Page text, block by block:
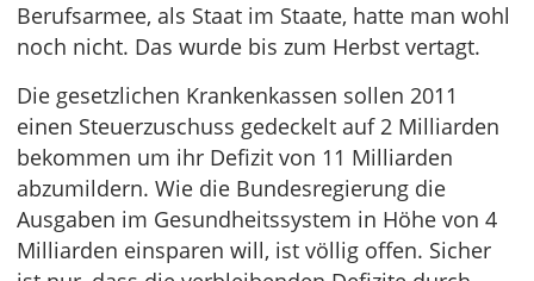
Berufsarmee, als Staat im Staate, hatte man wohl
noch nicht. Das wurde bis zum Herbst vertagt.
Die gesetzlichen Krankenkassen sollen 2011
einen Steuerzuschuss gedeckelt auf 2 Milliarden
bekommen um ihr Defizit von 11 Milliarden
abzumildern. Wie die Bundesregierung die
Ausgaben im Gesundheitssystem in Höhe von 4
Milliarden einsparen will, ist völlig offen. Sicher